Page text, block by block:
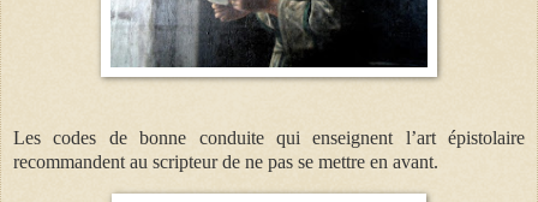
Les codes de bonne conduite qui enseignent l’art épistolaire
recommandent au scripteur de ne pas se mettre en avant.